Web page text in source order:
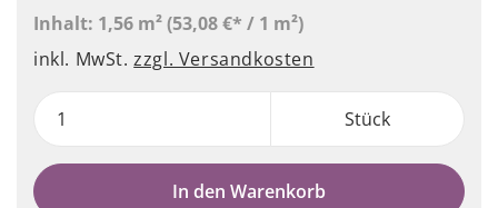
Inhalt: 1,56 m²(53,08 €* / 1 m²)
inkl. MwSt.zzgl. Versandkosten
Stück
In den Warenkorb